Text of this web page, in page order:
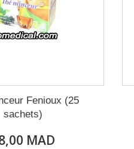
Fenioux (25
sachets)
MAD